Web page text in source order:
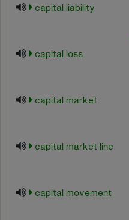
capital liability
capital loss
capital market
capital market line
capital movement